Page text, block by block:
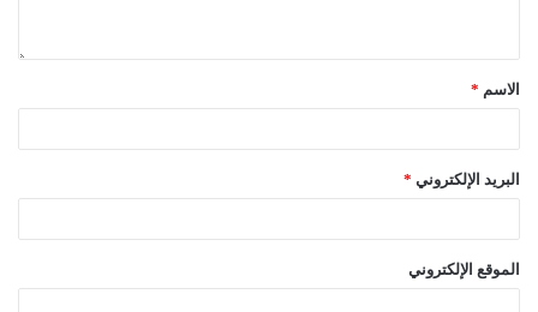
الاسم *
البريد الإلكتروني *
الموقع الإلكتروني